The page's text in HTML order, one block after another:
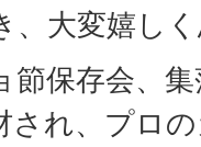
、大変嬉し
節保存会、
され、プロ